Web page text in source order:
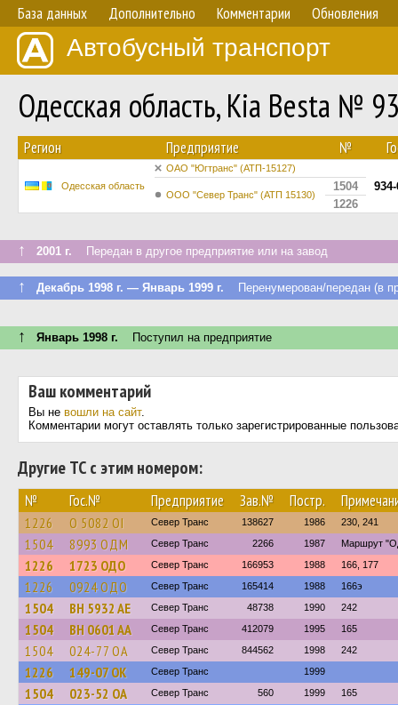
База данных Дополнительно Комментарии Обновления
Автобусный транспорт
Одесская область, Kia Besta №
Регион Предприятие №
Одесская область
ОАО "Югтранс" (АТП-15127)
ООО "Север Транс" (АТП 15130)
1504
1226
↑ 2001 г. Передан в другое предприятие или на завод
↑ Декабрь 1998 г. — Январь 1999 г. Перенумерован/передан (в
↑ Январь 1998 г. Поступил на предприятие
Ваш комментарий
Вы не вошли на сайт.
Комментарии могут оставлять только зарегистрированные
Другие ТС с этим номером:
№ Гос.№ Предприятие Зав.№ Постр.
1226 О 5082 ОI Север Транс 138627 1986 230, 241
1504 8993 ОДМ Север Транс 2266 1987 Маршрут
1226 1723 ОДО Север Транс 166953 1988 166, 177
1226 0924 ОДО Север Транс 165414 1988 166э
1504 BH 5932 AE Север Транс 48738 1990 242
1504 BH 0601 AA Север Транс 412079 1995 165
1504 024-77 ОА Север Транс 844562 1998 242
1226 149-07 ОК Север Транс 1999
1504 023-52 ОА Север Транс 560 1999 165